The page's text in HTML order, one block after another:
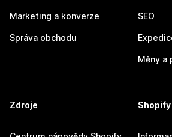
Marketing a konverze
Správa obchodu
SEO
Měny a
Zdroje Shopify